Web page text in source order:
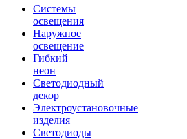
Системы
освещения
Наружное
освещение
Гибкий
неон
Светодиодный
декор
Электроустановочные
изделия
Светодиоды